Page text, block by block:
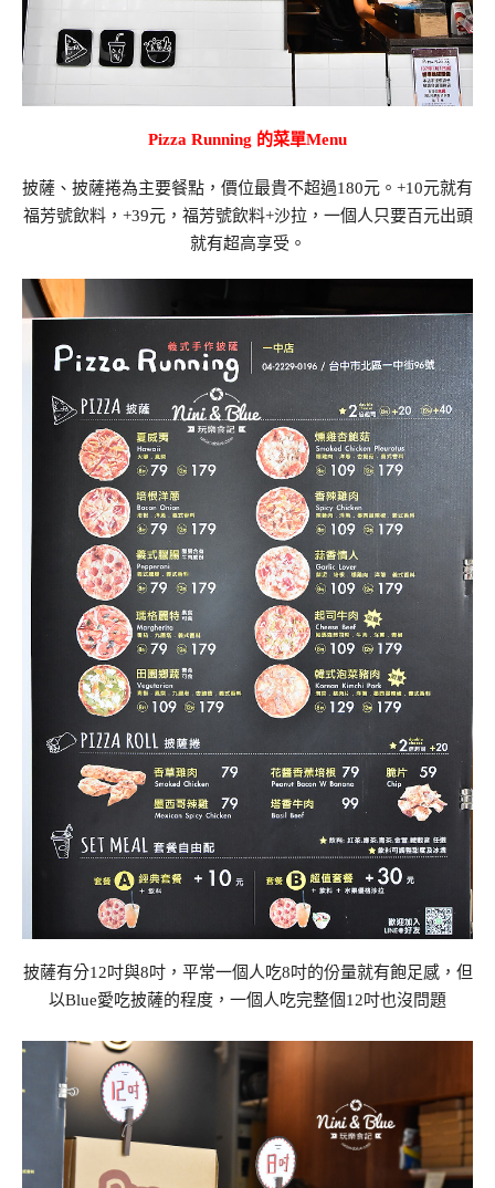
Pizza Running 的菜單Menu
披薩、披薩捲為主要餐點，價位最貴不超過180元。+10元就有
福芳號飲料，+39元，福芳號飲料+沙拉，一個人只要百元出頭
就有超高享受。
披薩有分12吋與8吋，平常一個人吃8吋的份量就有飽足感，但
以Blue愛吃披薩的程度，一個人吃完整個12吋也沒問題